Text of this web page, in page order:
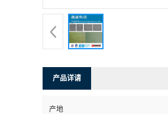
产品详请
产地